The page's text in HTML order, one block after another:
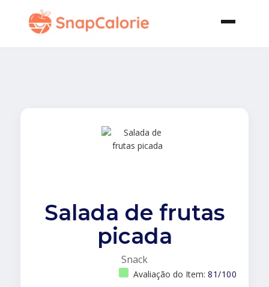
Salada de frutas
picada
Snack
Avaliação do Item: 81/100